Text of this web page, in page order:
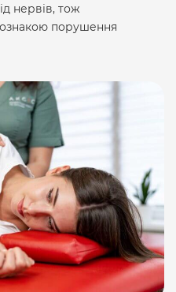
нервів, тож
порушення